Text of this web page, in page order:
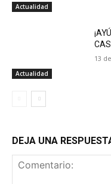
Actualidad
Actualidad
13
DEJA UNA